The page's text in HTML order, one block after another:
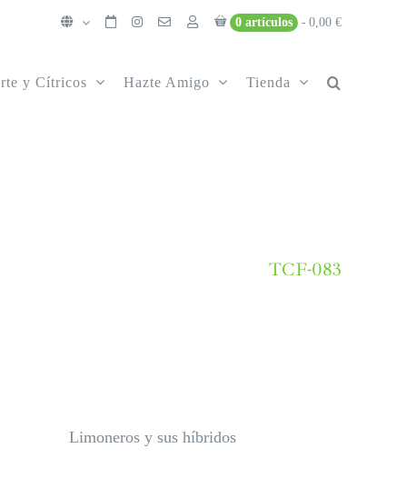
0 artículos 0,00 €
y Cítricos Hazte Amigo Tienda
TCF-083
Limoneros y sus híbridos